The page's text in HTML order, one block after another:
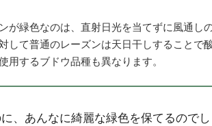
が緑色なのは、直射日光を当てずに風通し
して普通のレーズンは天日干しすることで
用するブドウ品種も異なります。
、あんなに綺麗な緑色を保てるのでし